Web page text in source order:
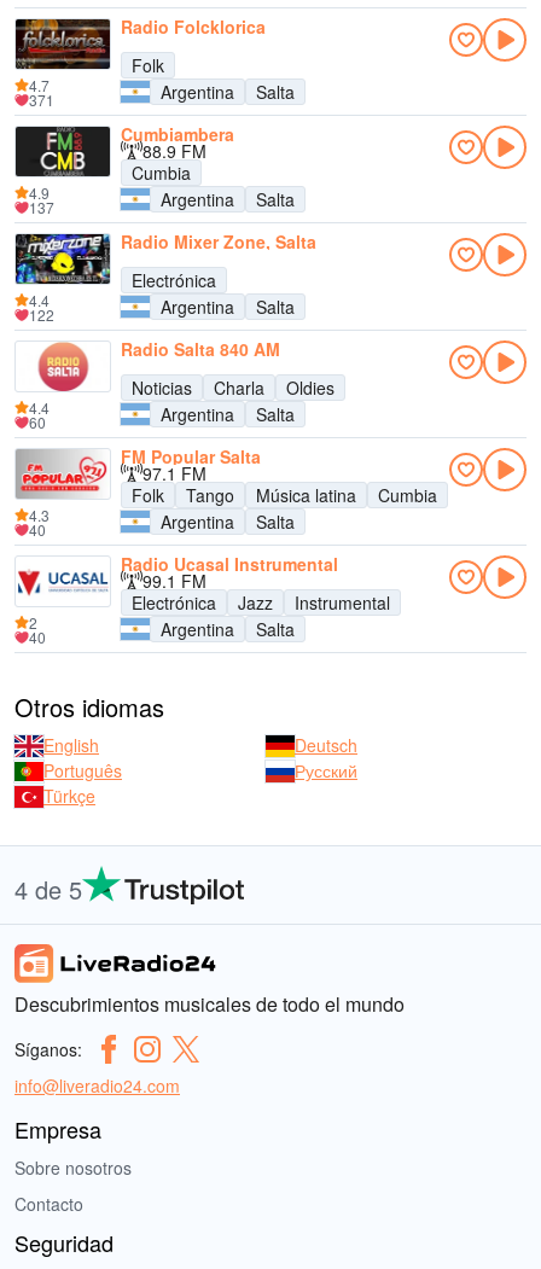
Radio Folcklorica
Folk
Argentina
Salta
4.7
371
Cumbiambera
88.9 FM
Cumbia
Argentina
Salta
4.9
137
Radio Mixer Zone, Salta
Electrónica
Argentina
Salta
4.4
122
Radio Salta 840 AM
Noticias
Charla
Oldies
Argentina
Salta
4.4
60
FM Popular Salta
97.1 FM
Folk
Tango Música latina
Cumbia
Argentina
Salta
4.3
40
Radio Ucasal Instrumental
99.1 FM
Electrónica
Jazz
Instrumental
Argentina
Salta
2
40
Otros idiomas
English
Deutsch
Português
Русский
Türkçe
4 de 5
Descubrimientos musicales de todo el mundo
Síganos:
info@liveradio24.com
Empresa
Sobre nosotros
Contacto
Seguridad